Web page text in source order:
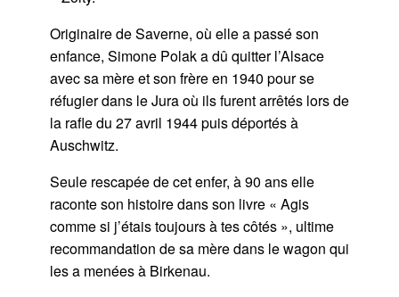
Originaire de Saverne, où elle a passé son
enfance, Simone Polak a dû quitter l’Alsace
avec sa mère et son frère en 1940 pour se
réfugier dans le Jura où ils furent arrêtés lors de
la rafle du 27 avril 1944 puis déportés à
Auschwitz.
Seule rescapée de cet enfer, à 90 ans elle
raconte son histoire dans son livre « Agis
comme si j’étais toujours à tes côtés », ultime
recommandation de sa mère dans le wagon qui
les a menées à Birkenau.